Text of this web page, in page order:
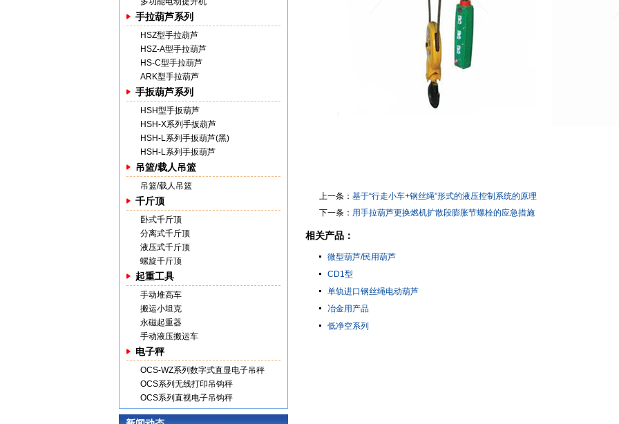
手拉葫芦系列
HSZ型手拉葫芦
HSZ-A型手拉葫芦
HS-C型手拉葫芦
ARK型手拉葫芦
手扳葫芦系列
HSH型手扳葫芦
HSH-X系列手扳葫芦
HSH-L系列手扳葫芦(黑)
HSH-L系列手扳葫芦
吊篮/载人吊篮
吊篮/载人吊篮
千斤顶
卧式千斤顶
分离式千斤顶
液压式千斤顶
螺旋千斤顶
起重工具
手动堆高车
搬运小坦克
永磁起重器
手动液压搬运车
电子秤
OCS-WZ系列数字式直显电子吊秤
OCS系列无线打印吊钩秤
OCS系列直视电子吊钩秤
上一条： 基于“行走小车+钢丝绳”形式的液压控制系统的原理
下一条： 用手拉葫芦更换燃机扩散段膨胀节螺栓的应急措施
相关产品：
微型葫芦/民用葫芦
CD1型
单轨进口钢丝绳电动葫芦
冶金用产品
低净空系列